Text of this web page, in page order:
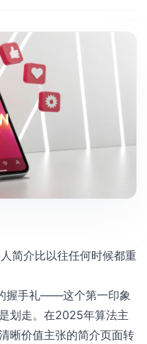
简介比以往任何时候都重
握手礼——这个第一印象
划走。在2025年算法主
晰价值主张的简介页面转